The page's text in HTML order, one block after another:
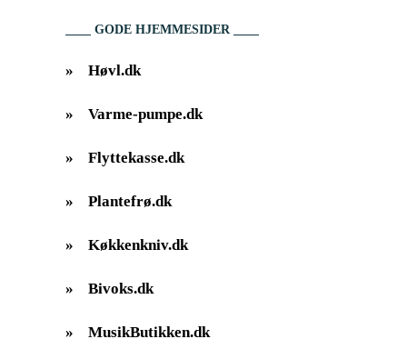
GODE HJEMMESIDER
» Høvl.dk
» Varme-pumpe.dk
» Flyttekasse.dk
» Plantefrø.dk
» Køkkenkniv.dk
» Bivoks.dk
» MusikButikken.dk